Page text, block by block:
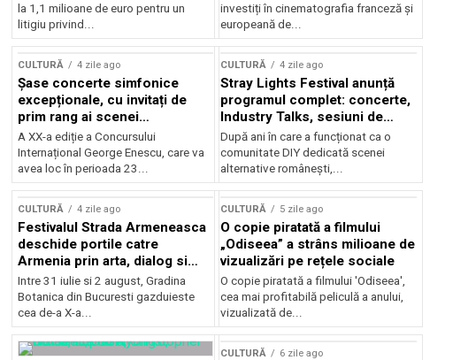
la 1,1 milioane de euro pentru un
litigiu privind...
investiți în cinematografia franceză și
europeană de...
CULTURĂ 4 zile ago
Șase concerte simfonice
excepționale, cu invitați de
prim rang ai scenei
internaționale și ansambluri
orchestrale românești de
prestigiu, în programul
Concursului Enescu 2026
A XX-a ediție a Concursului
Internațional George Enescu, care va
avea loc în perioada 23...
CULTURĂ 4 zile ago
Stray Lights Festival anunță
programul complet: concerte,
Industry Talks, sesiuni de
audiție și noi opțiuni de
participare pentru public
După ani în care a funcționat ca o
comunitate DIY dedicată scenei
alternative românești,...
CULTURĂ 4 zile ago
Festivalul Strada Armeneasca
deschide portile catre
Armenia prin arta, dialog si
patrimoniu, intre 31 iulie si 2
august, la Gradina Botanica din
Bucuresti
Intre 31 iulie si 2 august, Gradina
Botanica din Bucuresti gazduieste
cea de-a X-a...
CULTURĂ 5 zile ago
O copie piratată a filmului
„Odiseea” a strâns milioane de
vizualizări pe rețele sociale
O copie piratată a filmului 'Odiseea',
cea mai profitabilă peliculă a anului,
vizualizată de...
CULTURĂ 6 zile ago